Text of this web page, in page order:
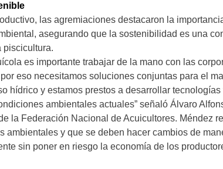
las agremiaciones destacaron la
asegurando que la sostenibilidad es una
piscicultura.
es importante trabajar de la mano con las
eso necesitamos soluciones conjuntas para el
hídrico y estamos prestos a desarrollar
ambientales actuales” señaló Álvaro
la Federación Nacional de Acuicultores. Méndez
ambientales y que se deben hacer cambios de
sin poner en riesgo la economía de los